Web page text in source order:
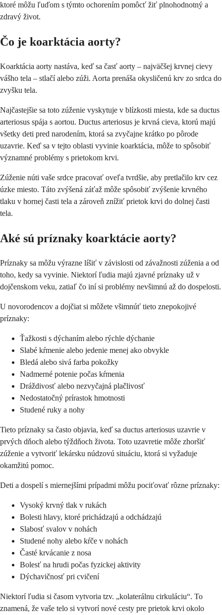
ktoré môžu ľuďom s týmto ochorením pomôcť žiť plnohodnotný a
zdravý život.
Čo je koarktácia aorty?
Koarktácia aorty nastáva, keď sa časť aorty – najväčšej krvnej cievy
vášho tela – stlačí alebo zúži. Aorta prenáša okysličenú krv zo srdca do
zvyšku tela.
Najčastejšie sa toto zúženie vyskytuje v blízkosti miesta, kde sa ductus
arteriosus spája s aortou. Ductus arteriosus je krvná cieva, ktorú majú
všetky deti pred narodením, ktorá sa zvyčajne krátko po pôrode
uzavrie. Keď sa v tejto oblasti vyvinie koarktácia, môže to spôsobiť
významné problémy s prietokom krvi.
Zúženie núti vaše srdce pracovať oveľa tvrdšie, aby pretlačilo krv cez
úzke miesto. Táto zvýšená záťaž môže spôsobiť zvýšenie krvného
tlaku v hornej časti tela a zároveň znížiť prietok krvi do dolnej časti
tela.
Aké sú príznaky koarktácie aorty?
Príznaky sa môžu výrazne líšiť v závislosti od závažnosti zúženia a od
toho, kedy sa vyvinie. Niektorí ľudia majú zjavné príznaky už v
dojčenskom veku, zatiaľ čo iní si problémy nevšimnú až do dospelosti.
U novorodencov a dojčiat si môžete všimnúť tieto znepokojivé
príznaky:
Ťažkosti s dýchaním alebo rýchle dýchanie
Slabé kŕmenie alebo jedenie menej ako obvykle
Bledá alebo sivá farba pokožky
Nadmerné potenie počas kŕmenia
Dráždivosť alebo nezvyčajná plačlivosť
Nedostatočný prírastok hmotnosti
Studené ruky a nohy
Tieto príznaky sa často objavia, keď sa ductus arteriosus uzavrie v
prvých dňoch alebo týždňoch života. Toto uzavretie môže zhoršiť
zúženie a vytvoriť lekársku núdzovú situáciu, ktorá si vyžaduje
okamžitú pomoc.
Deti a dospelí s miernejšími prípadmi môžu pociťovať rôzne príznaky:
Vysoký krvný tlak v rukách
Bolesti hlavy, ktoré prichádzajú a odchádzajú
Slabosť svalov v nohách
Studené nohy alebo kŕče v nohách
Časté krvácanie z nosa
Bolesť na hrudi počas fyzickej aktivity
Dýchavičnosť pri cvičení
Niektorí ľudia si časom vytvoria tzv. „kolaterálnu cirkuláciu“. To
znamená, že vaše telo si vytvorí nové cesty pre prietok krvi okolo